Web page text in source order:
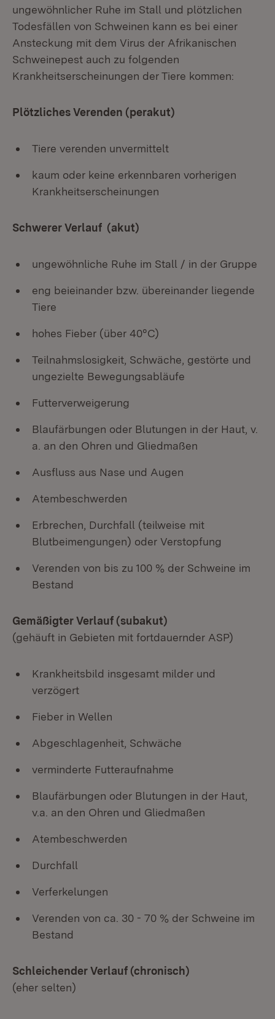
ungewöhnlicher Ruhe im Stall und plötzlichen
Todesfällen von Schweinen kann es bei einer
Ansteckung mit dem Virus der Afrikanischen
Schweinepest auch zu folgenden
Krankheitserscheinungen der Tiere kommen:
Plötzliches Verenden (perakut)
Tiere verenden unvermittelt
kaum oder keine erkennbaren vorherigen
Krankheitserscheinungen
Schwerer Verlauf (akut)
ungewöhnliche Ruhe im Stall / in der Gruppe
eng beieinander bzw. übereinander liegende
Tiere
hohes Fieber (über 40°C)
Teilnahmslosigkeit, Schwäche, gestörte und
ungezielte Bewegungsabläufe
Futterverweigerung
Blaufärbungen oder Blutungen in der Haut, v.
a. an den Ohren und Gliedmaßen
Ausfluss aus Nase und Augen
Atembeschwerden
Erbrechen, Durchfall (teilweise mit
Blutbeimengungen) oder Verstopfung
Verenden von bis zu 100 % der Schweine im
Bestand
Gemäßigter Verlauf (subakut)
(gehäuft in Gebieten mit fortdauernder ASP)
Krankheitsbild insgesamt milder und
verzögert
Fieber in Wellen
Abgeschlagenheit, Schwäche
verminderte Futteraufnahme
Blaufärbungen oder Blutungen in der Haut,
v.a. an den Ohren und Gliedmaßen
Atembeschwerden
Durchfall
Verferkelungen
Verenden von ca. 30 - 70 % der Schweine im
Bestand
Schleichender Verlauf (chronisch)
(eher selten)